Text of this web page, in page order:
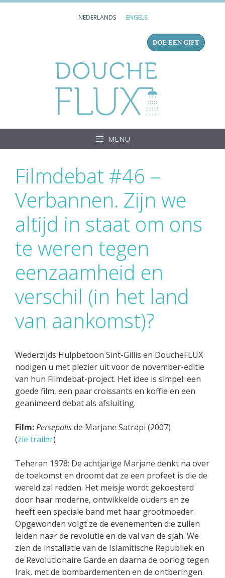
NEDERLANDS ENGELS
DOE EEN GIFT
MENU
Filmdebat #46 –
Verbannen. Zijn we
altijd in staat om ons
te weren tegen
eenzaamheid en
verschil (in het land
van aankomst)?
Wederzijds Hulpbetoon Sint-Gillis en DoucheFLUX
nodigen u met plezier uit voor de november-editie
van hun Filmdebat-project. Het idee is simpel: een
goede film, een paar croissants en koffie en een
geanimeerd debat als afsluiting.
Film:Persepolisde Marjane Satrapi (2007)
(zie trailer)
Teheran 1978: De achtjarige Marjane denkt na over
de toekomst en droomt dat ze een profeet is die de
wereld zal redden. Het meisje wordt gekoesterd
door haar moderne, ontwikkelde ouders en ze
heeft een speciale band met haar grootmoeder.
Opgewonden volgt ze de evenementen die zullen
leiden naar de revolutie en de val van de sjah. We
zien de installatie van de Islamitische Republiek en
de Revolutionaire Garde en daarna de oorlog tegen
Irak, met de bombardementen en de ontberingen.